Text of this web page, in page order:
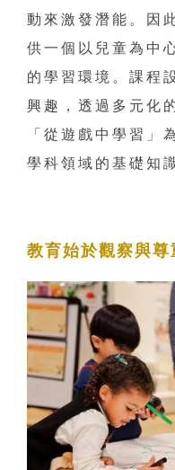
動來激發潛能。因
供一個以兒童為中
的學習環境。課程
興趣，透過多元化
「從遊戲中學習」
學科領域的基礎知
教育始於觀察與